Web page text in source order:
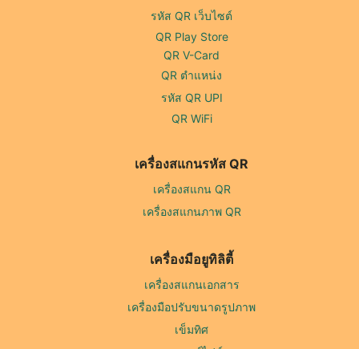
รหัส QR เว็บไซต์
QR Play Store
QR V-Card
QR ตำแหน่ง
รหัส QR UPI
QR WiFi
เครื่องสแกนรหัส QR
เครื่องสแกน QR
เครื่องสแกนภาพ QR
เครื่องมือยูทิลิตี้
เครื่องสแกนเอกสาร
เครื่องมือปรับขนาดรูปภาพ
เข็มทิศ